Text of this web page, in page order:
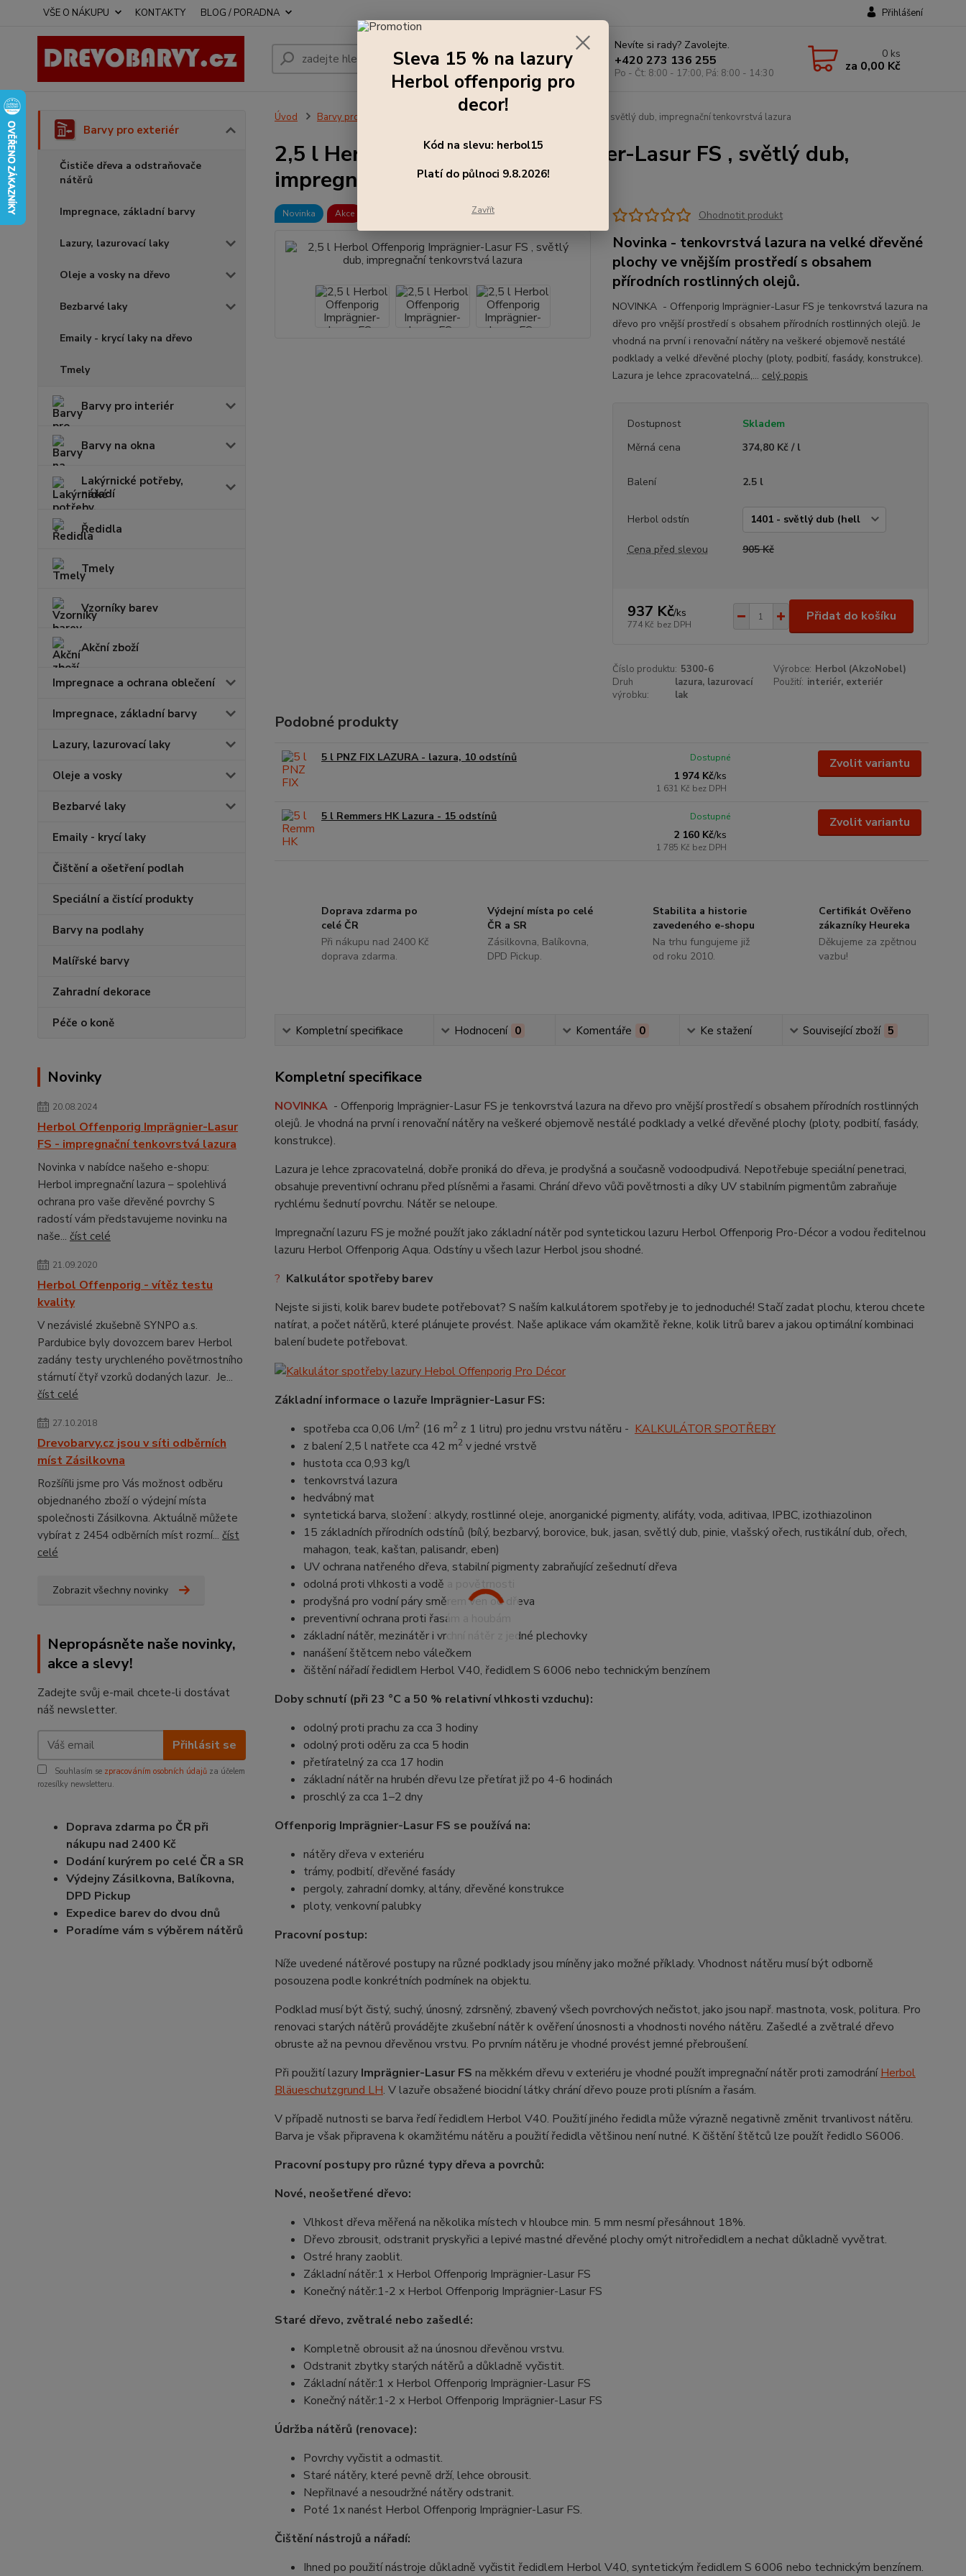
VŠE O NÁKUPU KONTAKTY BLOG / PORADNA Přihlášení
Hledat
Nevíte si rady? Zavolejte.
+420 273 136 255
Po - Čt: 8:00 - 17:00, Pá: 8:00 - 14:30
0 ks
za 0,00 Kč
Barvy pro exteriér
Čističe dřeva a odstraňovače
nátěrů
Impregnace, základní barvy
Lazury, lazurovací laky
Oleje a vosky na dřevo
Bezbarvé laky
Emaily - krycí laky na dřevo
Tmely
Barvy pro interiér
Barvy na okna
Lakýrnické potřeby,
nářadí
Ředidla
Tmely
Vzorníky barev
Akční zboží
Impregnace a ochrana oblečení
Impregnace, základní barvy
Lazury, lazurovací laky
Oleje a vosky
Bezbarvé laky
Emaily - krycí laky
Čištění a ošetření podlah
Speciální a čistící produkty
Barvy na podlahy
Malířské barvy
Zahradní dekorace
Péče o koně
Novinky
20.08.2024
Herbol Offenporig Imprägnier-Lasur
FS - impregnační tenkovrstvá lazura
Novinka v nabídce našeho e-shopu:
Herbol impregnační lazura – spolehlivá
ochrana pro vaše dřevěné povrchy S
radostí vám představujeme novinku na
naše... číst celé
21.09.2020
Herbol Offenporig - vítěz testu
kvality
V nezávislé zkušebně SYNPO a.s.
Pardubice byly dovozcem barev Herbol
zadány testy urychleného povětrnostního
stárnutí čtyř vzorků dodaných lazur. Je...
číst celé
27.10.2018
Drevobarvy.cz jsou v síti odběrních
míst Zásilkovna
Rozšířili jsme pro Vás možnost odběru
objednaného zboží o výdejní místa
společnosti Zásilkovna. Aktuálně můžete
vybírat z 2454 odběrních míst rozmí... číst
celé
Zobrazit všechny novinky
Nepropásněte naše novinky,
akce a slevy!
Zadejte svůj e-mail chcete-li dostávat
náš newsletter.
Přihlásit se
Souhlasím se zpracováním osobních údajů za účelem
rozesílky newsletteru.
Doprava zdarma po ČR při
nákupu nad 2400 Kč
Dodání kurýrem po celé ČR a SR
Výdejny Zásilkovna, Balíkovna,
DPD Pickup
Expedice barev do dvou dnů
Poradíme vám s výběrem nátěrů
Úvod Barvy pro exteriér 2,5 l Herbol Offenporig Imprägnier-Lasur FS , světlý dub, impregnační tenkovrstvá lazura
2,5 l Herbol Offenporig Imprägnier-Lasur FS , světlý dub,
impregnační tenkovrstvá lazura
Novinka Akce Ohodnotit produkt
Novinka - tenkovrstvá lazura na velké dřevěné
plochy ve vnějším prostředí s obsahem
přírodních rostlinných olejů.
NOVINKA - Offenporig Imprägnier-Lasur FS je tenkovrstvá lazura na
dřevo pro vnější prostředí s obsahem přírodních rostlinných olejů. Je
vhodná na první i renovační nátěry na veškeré objemově nestálé
podklady a velké dřevěné plochy (ploty, podbití, fasády, konstrukce).
Lazura je lehce zpracovatelná,... celý popis
Dostupnost
Skladem
Měrná cena
374,80 Kč / l
Balení 2.5 l
Herbol odstín
Cena před slevou 905 Kč
937 Kč/ks
774 Kč bez DPH
Přidat do košíku
Číslo produktu: 5300-6 Výrobce: Herbol (AkzoNobel)
Druh
výrobku:
lazura, lazurovací
lak
Použití: interiér, exteriér
Podobné produkty
5 l PNZ FIX LAZURA - lazura, 10 odstínů
1 974 Kč/ks
1 631 Kč bez DPH
Dostupné Zvolit variantu
5 l Remmers HK Lazura - 15 odstínů
2 160 Kč/ks
1 785 Kč bez DPH
Dostupné Zvolit variantu
Doprava zdarma po
celé ČR
Při nákupu nad 2400 Kč
doprava zdarma.
Výdejní místa po celé
ČR a SR
Zásilkovna, Balíkovna,
DPD Pickup.
Stabilita a historie
zavedeného e-shopu
Na trhu fungujeme již
od roku 2010.
Certifikát Ověřeno
zákazníky Heureka
Děkujeme za zpětnou
vazbu!
Kompletní specifikace Hodnocení 0 Komentáře 0 Ke stažení Související zboží 5
Kompletní specifikace
NOVINKA- Offenporig Imprägnier-Lasur FS je tenkovrstvá lazura na dřevo pro vnější prostředí s obsahem přírodních rostlinných
olejů. Je vhodná na první i renovační nátěry na veškeré objemově nestálé podklady a velké dřevěné plochy (ploty, podbití, fasády,
konstrukce).
Lazura je lehce zpracovatelná, dobře proniká do dřeva, je prodyšná a současně vodoodpudivá. Nepotřebuje speciální penetraci,
obsahuje preventivní ochranu před plísněmi a řasami. Chrání dřevo vůči povětrnosti a díky UV stabilním pigmentům zabraňuje
rychlému šednutí povrchu. Nátěr se neloupe.
Impregnační lazuru FS je možné použít jako základní nátěr pod syntetickou lazuru Herbol Offenporig Pro-Décor a vodou ředitelnou
lazuru Herbol Offenporig Aqua. Odstíny u všech lazur Herbol jsou shodné.
? Kalkulátor spotřeby barev
Nejste si jisti, kolik barev budete potřebovat? S naším kalkulátorem spotřeby je to jednoduché! Stačí zadat plochu, kterou chcete
natírat, a počet nátěrů, které plánujete provést. Naše aplikace vám okamžitě řekne, kolik litrů barev a jakou optimální kombinaci
balení budete potřebovat.
Základní informace o lazuře Imprägnier-Lasur FS:
spotřeba cca 0,06 l/m2(16 m2z 1 litru) pro jednu vrstvu nátěru - KALKULÁTOR SPOTŘEBY
z balení 2,5 l natřete cca 42 m2v jedné vrstvě
hustota cca 0,93 kg/l
tenkovrstvá lazura
hedvábný mat
syntetická barva, složení : alkydy, rostlinné oleje, anorganické pigmenty, alifáty, voda, aditivaa, IPBC, izothiazolinon
15 základních přírodních odstínů (bílý, bezbarvý, borovice, buk, jasan, světlý dub, pinie, vlašský ořech, rustikální dub, ořech,
mahagon, teak, kaštan, palisandr, eben)
UV ochrana natřeného dřeva, stabilní pigmenty zabraňující zešednutí dřeva
odolná proti vlhkosti a vodě a povětrnosti
prodyšná pro vodní páry směrem ven od dřeva
preventivní ochrana proti řasám a houbám
základní nátěr, mezinátěr i vrchní nátěr z jedné plechovky
nanášení štětcem nebo válečkem
čištění nářadí ředidlem Herbol V40, ředidlem S 6006 nebo technickým benzínem
Doby schnutí (při 23 °C a 50 % relativní vlhkosti vzduchu):
odolný proti prachu za cca 3 hodiny
odolný proti oděru za cca 5 hodin
přetíratelný za cca 17 hodin
základní nátěr na hrubén dřevu lze přetírat již po 4-6 hodinách
proschlý za cca 1–2 dny
Offenporig Imprägnier-Lasur FS se používá na:
nátěry dřeva v exteriéru
trámy, podbití, dřevěné fasády
pergoly, zahradní domky, altány, dřevěné konstrukce
ploty, venkovní palubky
Pracovní postup:
Níže uvedené nátěrové postupy na různé podklady jsou míněny jako možné příklady. Vhodnost nátěru musí být odborně
posouzena podle konkrétních podmínek na objektu.
Podklad musí být čistý, suchý, únosný, zdrsněný, zbavený všech povrchových nečistot, jako jsou např. mastnota, vosk, politura. Pro
renovaci starých nátěrů provádějte zkušební nátěr k ověření únosnosti a vhodnosti nového nátěru. Zašedlé a zvětralé dřevo
obruste až na pevnou dřevěnou vrstvu. Po prvním nátěru je vhodné provést jemné přebroušení.
Při použití lazury Imprägnier-Lasur FS na měkkém dřevu v exteriéru je vhodné použít impregnační nátěr proti zamodráníHerbol
Bläueschutzgrund LH. V lazuře obsažené biocidní látky chrání dřevo pouze proti plísním a řasám.
V případě nutnosti se barva ředí ředidlem Herbol V40. Použití jiného ředidla může výrazně negativně změnit trvanlivost nátěru.
Barva je však připravena k okamžitému nátěru a použití ředidla většinou není nutné. K čištění štětců lze použít ředidlo S6006.
Pracovní postupy pro různé typy dřeva a povrchů:
Nové, neošetřené dřevo:
Vlhkost dřeva měřená na několika místech v hloubce min. 5 mm nesmí přesáhnout 18%.
Dřevo zbrousit, odstranit pryskyřici a lepivé mastné dřevěné plochy omýt nitroředidlem a nechat důkladně vyvětrat.
Ostré hrany zaoblit.
Základní nátěr:1 x Herbol Offenporig Imprägnier-Lasur FS
Konečný nátěr:1-2 x Herbol Offenporig Imprägnier-Lasur FS
Staré dřevo, zvětralé nebo zašedlé:
Kompletně obrousit až na únosnou dřevěnou vrstvu.
Odstranit zbytky starých nátěrů a důkladně vyčistit.
Základní nátěr:1 x Herbol Offenporig Imprägnier-Lasur FS
Konečný nátěr:1-2 x Herbol Offenporig Imprägnier-Lasur FS
Údržba nátěrů (renovace):
Povrchy vyčistit a odmastit.
Staré nátěry, které pevně drží, lehce obrousit.
Nepřilnavé a nesoudržné nátěry odstranit.
Poté 1x nanést Herbol Offenporig Imprägnier-Lasur FS.
Čištění nástrojů a nářadí:
Ihned po použití nástroje důkladně vyčistit ředidlem Herbol V40, syntetickým ředidlem S 6006 nebo technickým benzínem.
Sleva 15 % na lazury
Herbol offenporig pro
decor!
Kód na slevu: herbol15
Platí do půlnoci 9.8.2026!
Zavřít